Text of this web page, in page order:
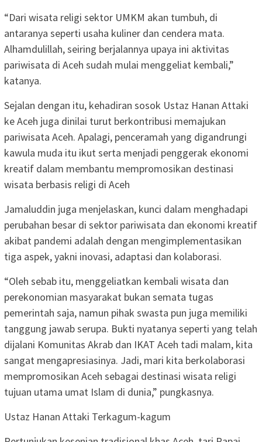
“Dari wisata religi sektor UMKM akan tumbuh, di
antaranya seperti usaha kuliner dan cendera mata.
Alhamdulillah, seiring berjalannya upaya ini aktivitas
pariwisata di Aceh sudah mulai menggeliat kembali,”
katanya.
Sejalan dengan itu, kehadiran sosok Ustaz Hanan Attaki
ke Aceh juga dinilai turut berkontribusi memajukan
pariwisata Aceh. Apalagi, penceramah yang digandrungi
kawula muda itu ikut serta menjadi penggerak ekonomi
kreatif dalam membantu mempromosikan destinasi
wisata berbasis religi di Aceh
Jamaluddin juga menjelaskan, kunci dalam menghadapi
perubahan besar di sektor pariwisata dan ekonomi kreatif
akibat pandemi adalah dengan mengimplementasikan
tiga aspek, yakni inovasi, adaptasi dan kolaborasi.
“Oleh sebab itu, menggeliatkan kembali wisata dan
perekonomian masyarakat bukan semata tugas
pemerintah saja, namun pihak swasta pun juga memiliki
tanggung jawab serupa. Bukti nyatanya seperti yang telah
dijalani Komunitas Akrab dan IKAT Aceh tadi malam, kita
sangat mengapresiasinya. Jadi, mari kita berkolaborasi
mempromosikan Aceh sebagai destinasi wisata religi
tujuan utama umat Islam di dunia,” pungkasnya.
Ustaz Hanan Attaki Terkagum-kagum